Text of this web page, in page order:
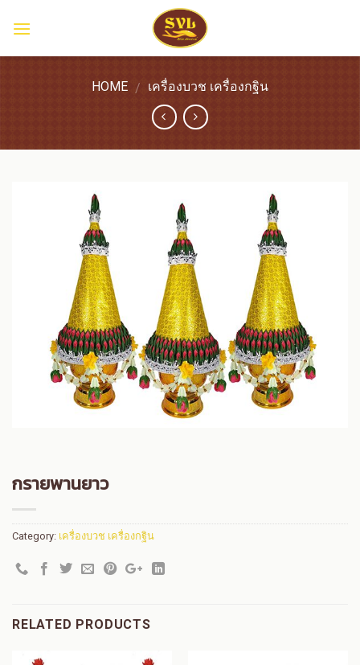
HOME / เครื่องบวช เครื่องกฐิน
กรายพานยาว
Category: เครื่องบวช เครื่องกฐิน
RELATED PRODUCTS